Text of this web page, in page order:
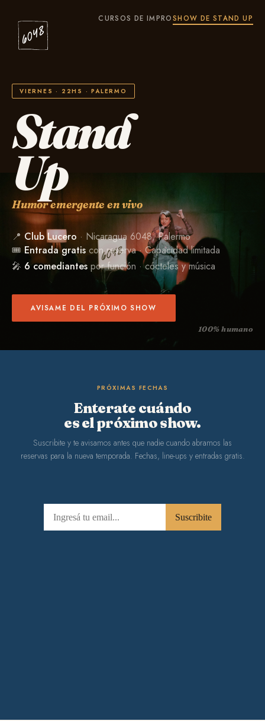
CURSOS DE IMPROSHOW DE STAND UP
VIERNES · 22HS · PALERMO
Stand
Up
Humor emergente en vivo
📍 Club Lucero · Nicaragua 6048, Palermo
🎟Entrada gratis con reserva · Capacidad limitada
🎤 6 comediantes por función · cócteles y música
AVISAME DEL PRÓXIMO SHOW
100% humano
PRÓXIMAS FECHAS
Enterate cuándo
es el próximo show.
Suscribite y te avisamos antes que nadie cuando abramos las
reservas para la nueva temporada. Fechas, line-ups y entradas gratis.